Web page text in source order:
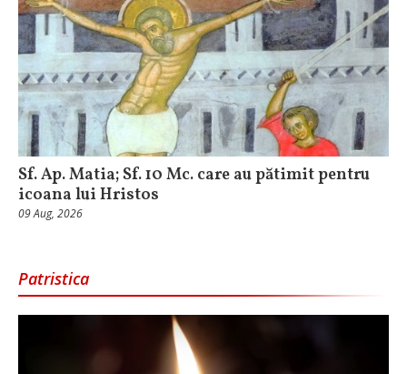
Sf. Ap. Matia; Sf. 10 Mc. care au pătimit pentru
icoana lui Hristos
09 Aug, 2026
Patristica